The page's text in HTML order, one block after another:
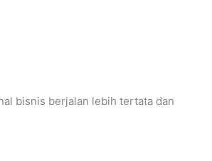
bisnis berjalan lebih tertata dan